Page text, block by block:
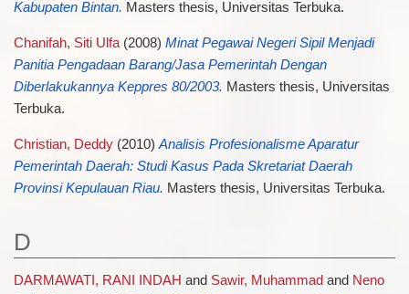
Kabupaten Bintan. Masters thesis, Universitas Terbuka.
Chanifah, Siti Ulfa(2008) Minat Pegawai Negeri Sipil Menjadi
Panitia Pengadaan Barang/Jasa Pemerintah Dengan
Diberlakukannya Keppres 80/2003. Masters thesis, Universitas
Terbuka.
Christian, Deddy(2010) Analisis Profesionalisme Aparatur
Pemerintah Daerah: Studi Kasus Pada Skretariat Daerah
Provinsi Kepulauan Riau. Masters thesis, Universitas Terbuka.
D
DARMAWATI, RANI INDAH and Sawir, Muhammad and Neno